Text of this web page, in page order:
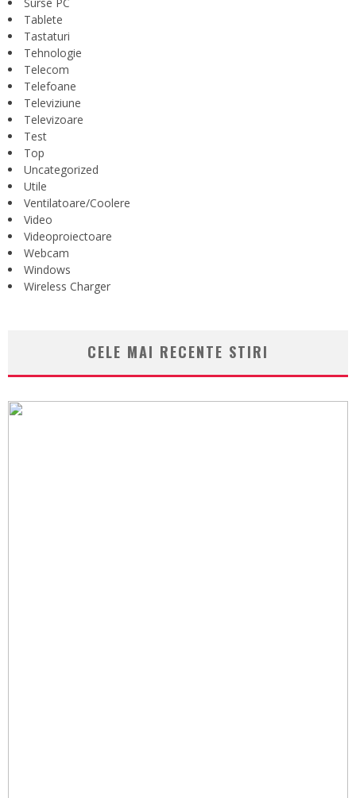
Tablete
Tastaturi
Tehnologie
Telecom
Telefoane
Televiziune
Televizoare
Test
Top
Uncategorized
Utile
Ventilatoare/Coolere
Video
Videoproiectoare
Webcam
Windows
Wireless Charger
CELE MAI RECENTE STIRI